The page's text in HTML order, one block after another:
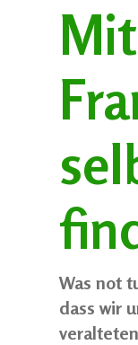
Was not
dass wir